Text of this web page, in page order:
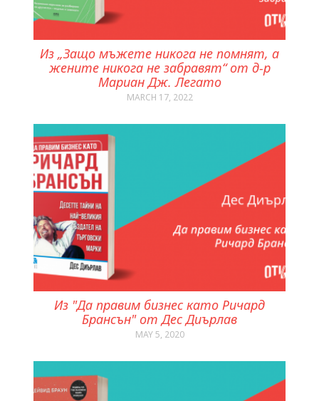
Из „Защо мъжете никога не помнят, а
жените никога не забравят“ от д-р
Мариан Дж. Легато
MARCH 17, 2022
Из "Да правим бизнес като Ричард
Брансън" от Дес Диърлав
MAY 5, 2020